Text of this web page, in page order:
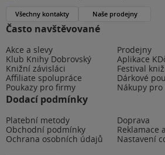
Často navštěvované
Akce a slevy
Prodejny
Klub Knihy Dobrovský
Aplikace
Knižní závisláci
Festival
Affiliate spolupráce
Dárkové
Poukazy pro firmy
Nákupy pro
Dodací podmínky
Platební metody
Doprava
Obchodní podmínky
Reklamace
Ochrana osobních údajů
Nastavení
Všechny kontakty Naše prodejny